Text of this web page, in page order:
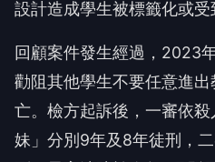
設計造成學生被標籤化或受
回顧案件發生經過，2023
勸阻其他學生不要任意進
亡。檢方起訴後，一審依
妹」分別9年及8年徒刑，